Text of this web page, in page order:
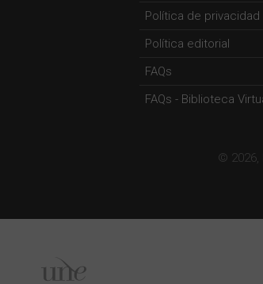
Política de privacidad
Política editorial
FAQs
FAQs - Biblioteca
© 2026,